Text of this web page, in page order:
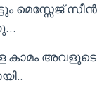
മെസ്സേജ് സീൻ
കാമം അവളുടെ